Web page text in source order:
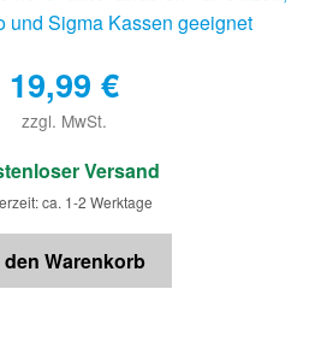
und Sigma Kassen geeignet
19,99 €
zzgl. MwSt.
€
Versand
ca. 1-2 Werktage
den Warenkorb